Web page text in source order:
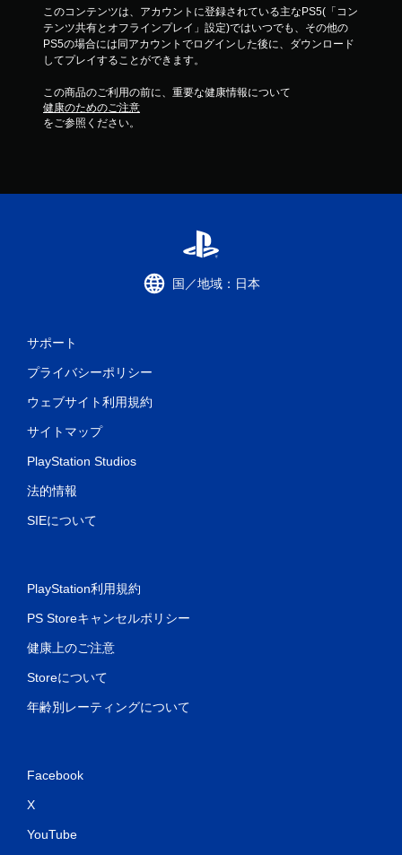
このコンテンツは、アカウントに登録されている主なPS5(「コン
テンツ共有とオフラインプレイ」設定)ではいつでも、その他の
PS5の場合には同アカウントでログインした後に、ダウンロード
してプレイすることができます。
この商品のご利用の前に、重要な健康情報について
健康のためのご注意
をご参照ください。
国／地域：日本
サポート
プライバシーポリシー
ウェブサイト利用規約
サイトマップ
PlayStation Studios
法的情報
SIEについて
PlayStation利用規約
PS Storeキャンセルポリシー
健康上のご注意
Storeについて
年齢別レーティングについて
Facebook
X
YouTube